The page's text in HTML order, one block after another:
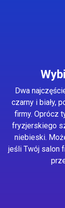
Dwa
czarny i biały,
firmy. Oprócz
fryzjerskiego
niebieski.
jeśli Twój salon